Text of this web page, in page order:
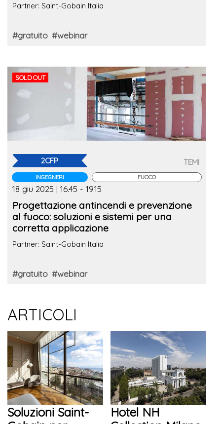
Partner: Saint-Gobain Italia
#gratuito #webinar
SOLD OUT
2CFP
INGEGNERI
TEMI
FUOCO
18 giu 2025 | 16.45 - 19.15
Progettazione antincendi e prevenzione
al fuoco: soluzioni e sistemi per una
corretta applicazione
Partner: Saint-Gobain Italia
#gratuito #webinar
ARTICOLI
Soluzioni Saint-
Hotel NH